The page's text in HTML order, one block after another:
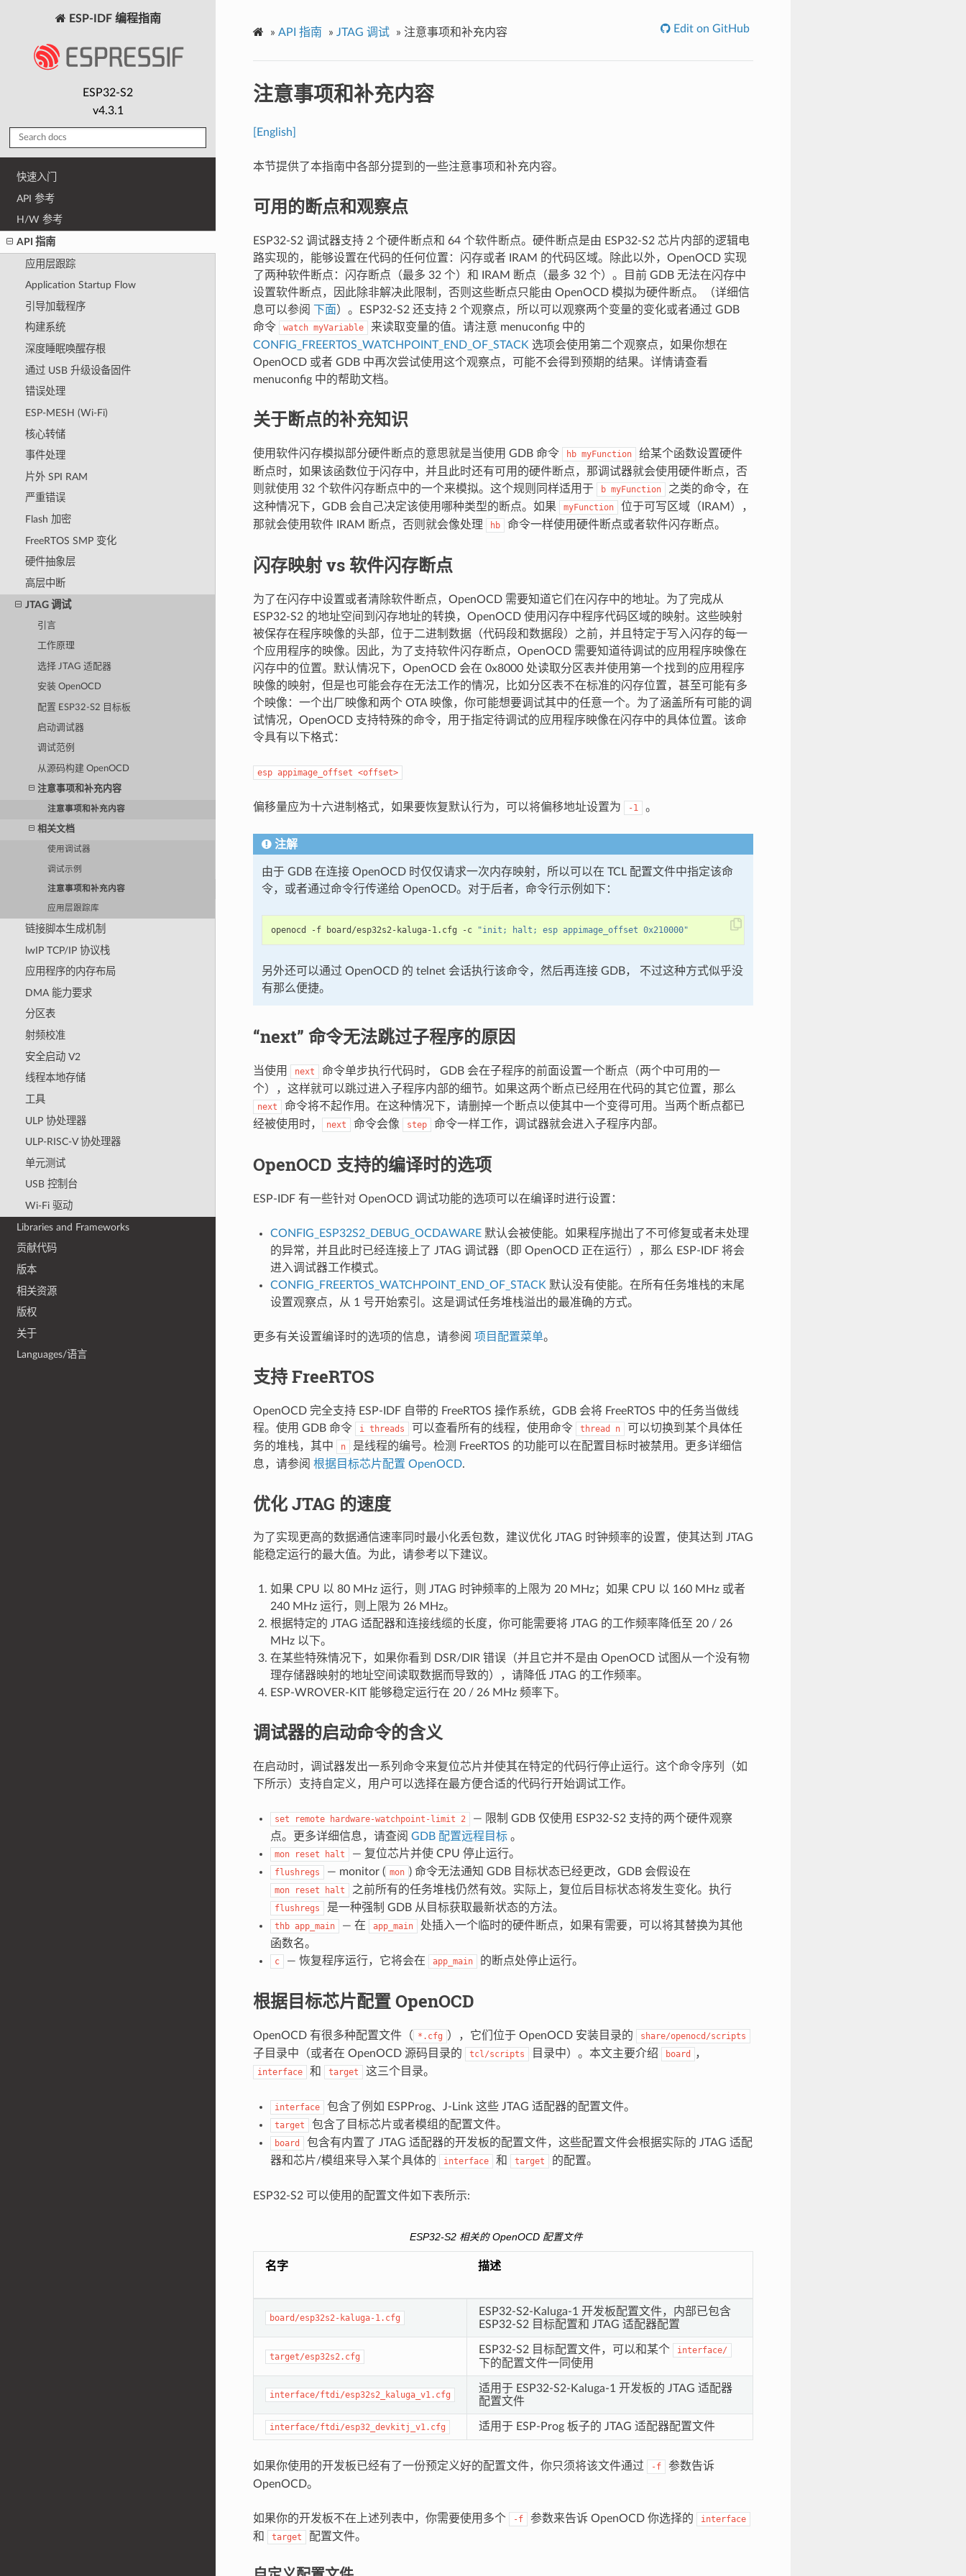
ESP-IDF 编程指南
ESP32-S2
v4.3.1
快速入门
API 参考
H/W 参考
API 指南
应用层跟踪
Application Startup Flow
引导加载程序
构建系统
深度睡眠唤醒存根
通过 USB 升级设备固件
错误处理
ESP-MESH (Wi-Fi)
核心转储
事件处理
片外 SPI RAM
严重错误
Flash 加密
FreeRTOS SMP 变化
硬件抽象层
高层中断
JTAG 调试
引言
工作原理
选择 JTAG 适配器
安装 OpenOCD
配置 ESP32-S2 目标板
启动调试器
调试范例
从源码构建 OpenOCD
注意事项和补充内容
注意事项和补充内容
相关文档
使用调试器
调试示例
注意事项和补充内容
应用层跟踪库
链接脚本生成机制
lwIP TCP/IP 协议栈
应用程序的内存布局
DMA 能力要求
分区表
射频校准
安全启动 V2
线程本地存储
工具
ULP 协处理器
ULP-RISC-V 协处理器
单元测试
USB 控制台
Wi-Fi 驱动
Libraries and Frameworks
贡献代码
版本
相关资源
版权
关于
Languages/语言
» API 指南 » JTAG 调试 » 注意事项和补充内容 Edit on GitHub
注意事项和补充内容
[English]
本节提供了本指南中各部分提到的一些注意事项和补充内容。
可用的断点和观察点
ESP32-S2 调试器支持 2 个硬件断点和 64 个软件断点。硬件断点是由 ESP32-S2 芯片内部的逻辑电
路实现的，能够设置在代码的任何位置：闪存或者 IRAM 的代码区域。除此以外，OpenOCD 实现
了两种软件断点：闪存断点（最多 32 个）和 IRAM 断点（最多 32 个）。目前 GDB 无法在闪存中
设置软件断点，因此除非解决此限制，否则这些断点只能由 OpenOCD 模拟为硬件断点。（详细信
息可以参阅
下面）。ESP32-S2 还支持 2 个观察点，所以可以观察两个变量的变化或者通过 GDB
命令
watch myVariable
来读取变量的值。请注意 menuconfig 中的
CONFIG_FREERTOS_WATCHPOINT_END_OF_STACK 选项会使用第二个观察点，如果你想在
OpenOCD 或者 GDB 中再次尝试使用这个观察点，可能不会得到预期的结果。详情请查看
menuconfig 中的帮助文档。
关于断点的补充知识
使用软件闪存模拟部分硬件断点的意思就是当使用 GDB 命令 hb myFunction
给某个函数设置硬件
断点时，如果该函数位于闪存中，并且此时还有可用的硬件断点，那调试器就会使用硬件断点，否
则就使用 32 个软件闪存断点中的一个来模拟。这个规则同样适用于
b myFunction
之类的命令，在
这种情况下，GDB 会自己决定该使用哪种类型的断点。如果
myFunction
位于可写区域（IRAM），
那就会使用软件 IRAM 断点，否则就会像处理
hb 命令一样使用硬件断点或者软件闪存断点。
闪存映射 vs 软件闪存断点
为了在闪存中设置或者清除软件断点，OpenOCD 需要知道它们在闪存中的地址。为了完成从
ESP32-S2 的地址空间到闪存地址的转换，OpenOCD 使用闪存中程序代码区域的映射。这些映射
被保存在程序映像的头部，位于二进制数据（代码段和数据段）之前，并且特定于写入闪存的每一
个应用程序的映像。因此，为了支持软件闪存断点，OpenOCD 需要知道待调试的应用程序映像在
闪存中的位置。默认情况下，OpenOCD 会在 0x8000 处读取分区表并使用第一个找到的应用程序
映像的映射，但是也可能会存在无法工作的情况，比如分区表不在标准的闪存位置，甚至可能有多
个映像：一个出厂映像和两个 OTA 映像，你可能想要调试其中的任意一个。为了涵盖所有可能的调
试情况，OpenOCD 支持特殊的命令，用于指定待调试的应用程序映像在闪存中的具体位置。该命
令具有以下格式：
esp appimage_offset <offset>
偏移量应为十六进制格式，如果要恢复默认行为，可以将偏移地址设置为 -1 。
注解
由于 GDB 在连接 OpenOCD 时仅仅请求一次内存映射，所以可以在 TCL 配置文件中指定该命
令，或者通过命令行传递给 OpenOCD。对于后者，命令行示例如下：
openocd -f board/esp32s2-kaluga-1.cfg -c "init; halt; esp appimage_offset 0x210000"
另外还可以通过 OpenOCD 的 telnet 会话执行该命令，然后再连接 GDB， 不过这种方式似乎没
有那么便捷。
“next” 命令无法跳过子程序的原因
当使用 next
命令单步执行代码时， GDB 会在子程序的前面设置一个断点（两个中可用的一
个），这样就可以跳过进入子程序内部的细节。如果这两个断点已经用在代码的其它位置，那么
next
命令将不起作用。在这种情况下，请删掉一个断点以使其中一个变得可用。当两个断点都已
经被使用时，
next 命令会像 step 命令一样工作，调试器就会进入子程序内部。
OpenOCD 支持的编译时的选项
ESP-IDF 有一些针对 OpenOCD 调试功能的选项可以在编译时进行设置：
CONFIG_ESP32S2_DEBUG_OCDAWARE默认会被使能。如果程序抛出了不可修复或者未处理
的异常，并且此时已经连接上了 JTAG 调试器（即 OpenOCD 正在运行），那么 ESP-IDF 将会
进入调试器工作模式。
CONFIG_FREERTOS_WATCHPOINT_END_OF_STACK 默认没有使能。在所有任务堆栈的末尾
设置观察点，从 1 号开始索引。这是调试任务堆栈溢出的最准确的方式。
更多有关设置编译时的选项的信息，请参阅 项目配置菜单。
支持 FreeRTOS
OpenOCD 完全支持 ESP-IDF 自带的 FreeRTOS 操作系统，GDB 会将 FreeRTOS 中的任务当做线
程。使用 GDB 命令
i threads 可以查看所有的线程，使用命令 thread n
可以切换到某个具体任
务的堆栈，其中
n
是线程的编号。检测 FreeRTOS 的功能可以在配置目标时被禁用。更多详细信
息，请参阅 根据目标芯片配置 OpenOCD.
优化 JTAG 的速度
为了实现更高的数据通信速率同时最小化丢包数，建议优化 JTAG 时钟频率的设置，使其达到 JTAG
能稳定运行的最大值。为此，请参考以下建议。
如果 CPU 以 80 MHz 运行，则 JTAG 时钟频率的上限为 20 MHz；如果 CPU 以 160 MHz 或者
240 MHz 运行，则上限为 26 MHz。
根据特定的 JTAG 适配器和连接线缆的长度，你可能需要将 JTAG 的工作频率降低至 20 / 26
MHz 以下。
在某些特殊情况下，如果你看到 DSR/DIR 错误（并且它并不是由 OpenOCD 试图从一个没有物
理存储器映射的地址空间读取数据而导致的），请降低 JTAG 的工作频率。
ESP-WROVER-KIT 能够稳定运行在 20 / 26 MHz 频率下。
调试器的启动命令的含义
在启动时，调试器发出一系列命令来复位芯片并使其在特定的代码行停止运行。这个命令序列（如
下所示）支持自定义，用户可以选择在最方便合适的代码行开始调试工作。
set remote hardware-watchpoint-limit 2
— 限制 GDB 仅使用 ESP32-S2 支持的两个硬件观察
点。更多详细信息，请查阅 GDB 配置远程目标。
mon reset halt — 复位芯片并使 CPU 停止运行。
flushregs — monitor ( mon ) 命令无法通知 GDB 目标状态已经更改，GDB 会假设在
mon reset halt 之前所有的任务堆栈仍然有效。实际上，复位后目标状态将发生变化。执行
flushregs 是一种强制 GDB 从目标获取最新状态的方法。
thb app_main — 在 app_main
处插入一个临时的硬件断点，如果有需要，可以将其替换为其他
函数名。
c — 恢复程序运行，它将会在 app_main 的断点处停止运行。
根据目标芯片配置 OpenOCD
OpenOCD 有很多种配置文件（ *.cfg ），它们位于 OpenOCD 安装目录的 share/openocd/scripts
子目录中（或者在 OpenOCD 源码目录的 tcl/scripts 目录中）。本文主要介绍 board ，
interface 和 target 这三个目录。
interface 包含了例如 ESPProg、J-Link 这些 JTAG 适配器的配置文件。
target 包含了目标芯片或者模组的配置文件。
board
包含有内置了 JTAG 适配器的开发板的配置文件，这些配置文件会根据实际的 JTAG 适配
器和芯片/模组来导入某个具体的
interface 和 target 的配置。
ESP32-S2 可以使用的配置文件如下表所示:
ESP32-S2 相关的 OpenOCD 配置文件
名字 描述
board/esp32s2-kaluga-1.cfg
ESP32-S2-Kaluga-1 开发板配置文件，内部已包含
ESP32-S2 目标配置和 JTAG 适配器配置
target/esp32s2.cfg
ESP32-S2 目标配置文件，可以和某个 interface/
下的配置文件一同使用
interface/ftdi/esp32s2_kaluga_v1.cfg
适用于 ESP32-S2-Kaluga-1 开发板的 JTAG 适配器
配置文件
interface/ftdi/esp32_devkitj_v1.cfg 适用于 ESP-Prog 板子的 JTAG 适配器配置文件
如果你使用的开发板已经有了一份预定义好的配置文件，你只须将该文件通过 -f
参数告诉
OpenOCD。
如果你的开发板不在上述列表中，你需要使用多个 -f 参数来告诉 OpenOCD 你选择的 interface
和 target 配置文件。